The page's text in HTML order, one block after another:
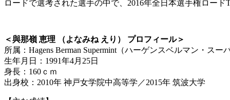
ロードで選考された選手の中で、2016年全日本選手権ロード
＜與那嶺 恵理 （よなみね えり） プロフィール＞
所属：Hagens Berman Supermint（ハーゲンスベルマン・スー
生年月日：1991年4月25日
身長：160ｃｍ
出身校：2010年 神戸女学院中高等学／2015年 筑波大学